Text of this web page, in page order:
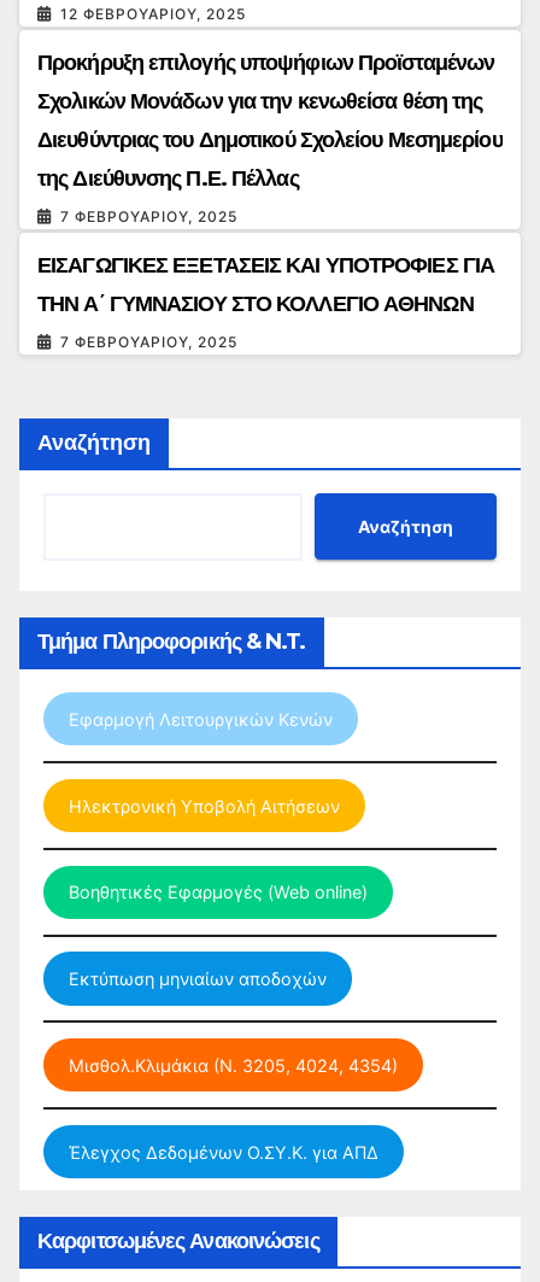
12 ΦΕΒΡΟΥΑΡΊΟΥ, 2025
Προκήρυξη επιλογής υποψήφιων Προϊσταμένων
Σχολικών Μονάδων για την κενωθείσα θέση της
Διευθύντριας του Δημοτικού Σχολείου Μεσημερίου
της Διεύθυνσης Π.Ε. Πέλλας
7 ΦΕΒΡΟΥΑΡΊΟΥ, 2025
ΕΙΣΑΓΩΓΙΚΕΣ ΕΞΕΤΑΣΕΙΣ ΚΑΙ ΥΠΟΤΡΟΦΙΕΣ ΓΙΑ
ΤΗΝ Α΄ ΓΥΜΝΑΣΙΟΥ ΣΤΟ ΚΟΛΛΕΓΙΟ ΑΘΗΝΩΝ
7 ΦΕΒΡΟΥΑΡΊΟΥ, 2025
Αναζήτηση
Αναζήτηση
Τμήμα Πληροφορικής & N.T.
Εφαρμογή Λειτουργικών Κενών
Ηλεκτρονική Υποβολή Αιτήσεων
Βοηθητικές Εφαρμογές (Web online)
Εκτύπωση μηνιαίων αποδοχών
Μισθολ.Κλιμάκια (Ν. 3205, 4024, 4354)
Έλεγχος Δεδομένων Ο.ΣΥ.Κ. για ΑΠΔ
Καρφιτσωμένες Ανακοινώσεις